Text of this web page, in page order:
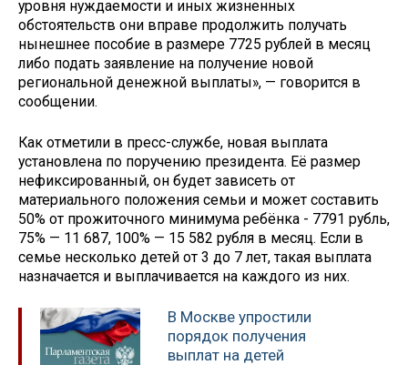
уровня нуждаемости и иных жизненных
обстоятельств они вправе продолжить получать
нынешнее пособие в размере 7725 рублей в месяц
либо подать заявление на получение новой
региональной денежной выплаты», — говорится в
сообщении.
Как отметили в пресс-службе, новая выплата
установлена по поручению президента. Её размер
нефиксированный, он будет зависеть от
материального положения семьи и может составить
50% от прожиточного минимума ребёнка - 7791 рубль,
75% — 11 687, 100% — 15 582 рубля в месяц. Если в
семье несколько детей от 3 до 7 лет, такая выплата
назначается и выплачивается на каждого из них.
В Москве упростили
порядок получения
выплат на детей